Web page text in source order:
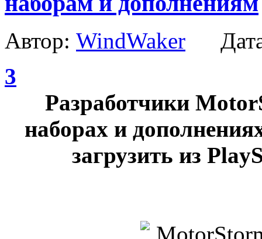
Автор: WindWaker
3
Разработчики
наборах и
загрузить из